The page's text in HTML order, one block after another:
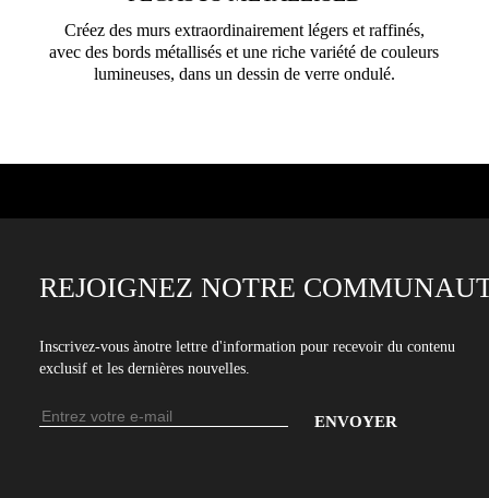
Créez des murs extraordinairement légers et raffinés,
avec des bords métallisés et une riche variété de couleurs
lumineuses, dans un dessin de verre ondulé.
REJOIGNEZ NOTRE
Inscrivez-vous ànotre lettre d'information pour recevoir du contenu
exclusif et les dernières nouvelles.
Adresse